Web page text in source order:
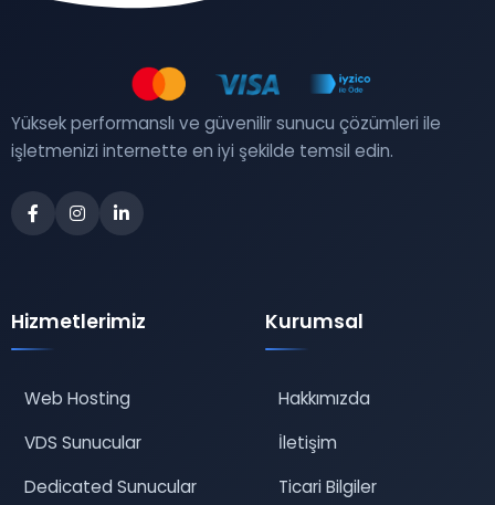
Yüksek performanslı ve güvenilir sunucu çözümleri ile
işletmenizi internette en iyi şekilde temsil edin.
Hizmetlerimiz
Web Hosting
VDS Sunucular
Dedicated Sunucular
Kurumsal
Hakkımızda
İletişim
Ticari Bilgiler